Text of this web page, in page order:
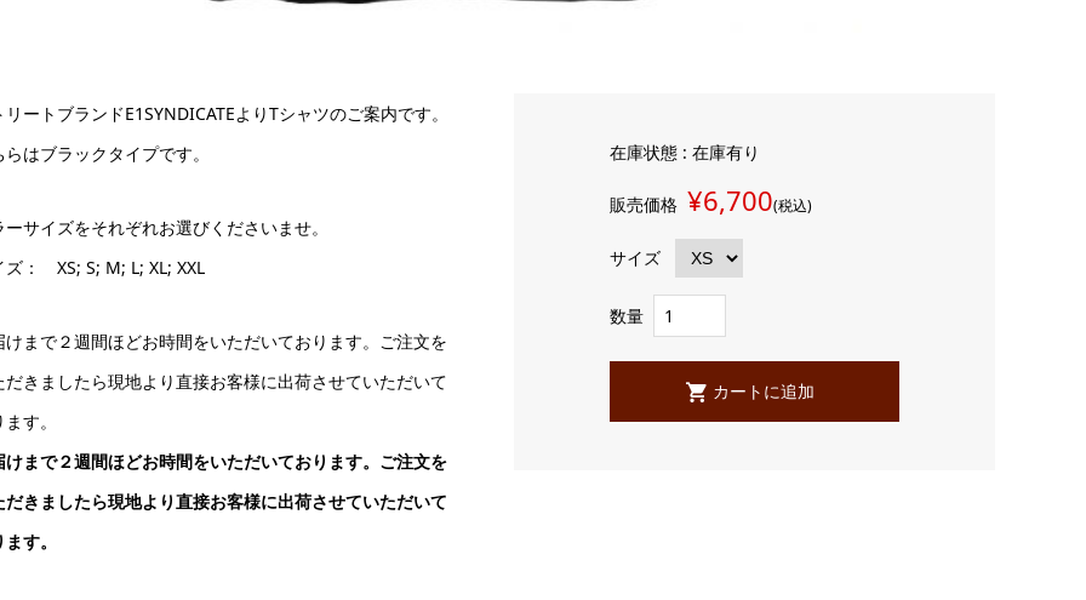
リートブランドE1SYNDICATEよりTシャツのご案内です。
はブラックタイプです。
ーサイズをそれぞれお選びくださいませ。
ズ： XS; S; M; L; XL; XXL
けまで２週間ほどお時間をいただいております。ご注文を
だきましたら現地より直接お客様に出荷させていただいて
す。
けまで２週間ほどお時間をいただいております。ご注文を
だきましたら現地より直接お客様に出荷させていただいて
す。
在庫状態 : 在庫有り
販売価格 ¥6,700(税込)
サイズ
数量